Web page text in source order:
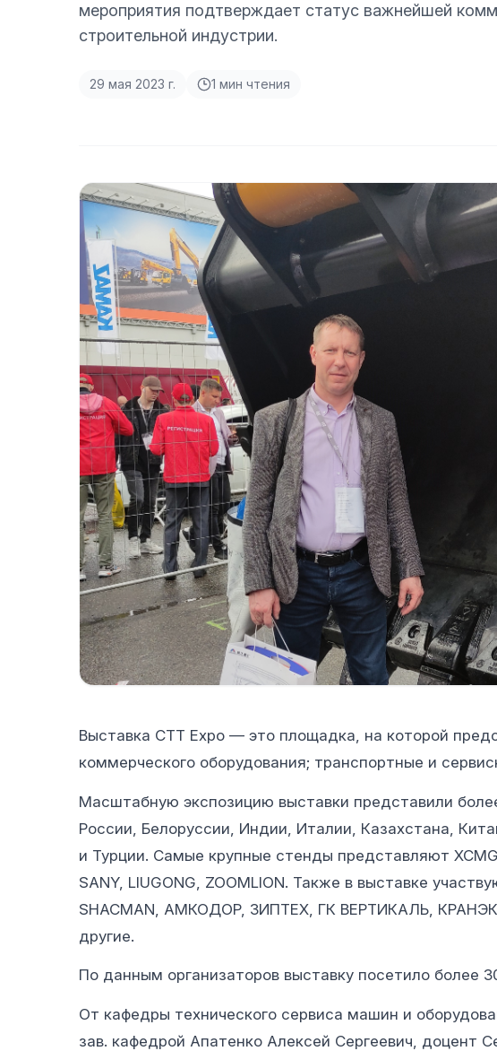
мероприятия подтверждает статус важнейшей
строительной индустрии.
29 мая 2023 г. 1 мин чтения
Выставка CTT Expo — это площадка, на которой
коммерческого оборудования; транспортные и
Масштабную экспозицию выставки представили
России, Белоруссии, Индии, Италии, Казахстана,
и Турции. Самые крупные стенды представляют
SANY, LIUGONG, ZOOMLION. Также в выставке
SHACMAN, АМКОДОР, ЗИПТЕХ, ГК ВЕРТИКАЛЬ,
другие.
По данным организаторов выставку посетило более
От кафедры технического сервиса машин и
зав. кафедрой Апатенко Алексей Сергеевич, доцент